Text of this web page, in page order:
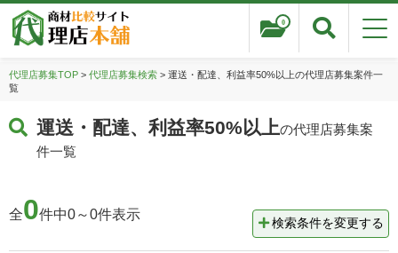
0
代理店募集TOP> 代理店募集検索> 運送・配達、利益率50%以上の代理店募集案件一
覧
運送・配達、利益率50%以上の代理店募集案
件一覧
全0件中0～0件表示
検索条件を変更する